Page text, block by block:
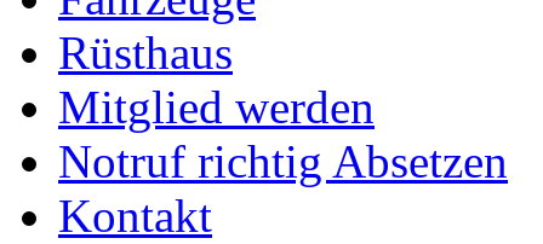
Rüsthaus
Mitglied werden
Notruf richtig Absetzen
Kontakt